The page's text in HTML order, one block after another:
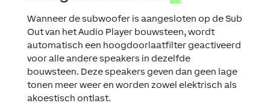
Wanneer de subwoofer is aangesloten op de Sub
Out van het Audio Player bouwsteen, wordt
automatisch een hoogdoorlaatfilter geactiveerd
voor alle andere speakers in dezelfde
bouwsteen. Deze speakers geven dan geen lage
tonen meer weer en worden zowel elektrisch als
akoestisch ontlast.